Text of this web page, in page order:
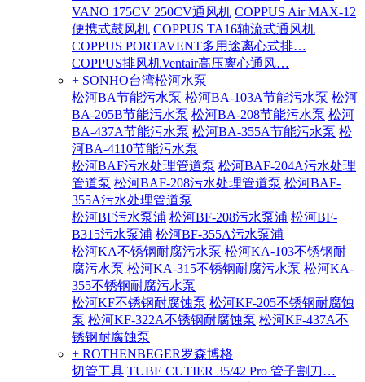
VANO 175CV 250CV通风机 COPPUS Air MAX-12
便携式鼓风机 COPPUS TA16轴流式通风机
COPPUS PORTAVENT多用途离心式排…
COPPUS排风机Ventair高压离心通风…
+ SONHO台湾松河水泵
松河BA节能污水泵 松河BA-103A节能污水泵 松河
BA-205B节能污水泵 松河BA-208节能污水泵 松河
BA-437A节能污水泵 松河BA-355A节能污水泵 松
河BA-4110节能污水泵
松河BAF污水处理管道泵 松河BAF-204A污水处理
管道泵 松河BAF-208污水处理管道泵 松河BAF-
355A污水处理管道泵
松河BF污水泵浦 松河BF-208污水泵浦 松河BF-
B315污水泵浦 松河BF-355A污水泵浦
松河KA不锈钢耐腐污水泵 松河KA-103不锈钢耐
腐污水泵 松河KA-315不锈钢耐腐污水泵 松河KA-
355不锈钢耐腐污水泵
松河KF不锈钢耐腐蚀泵 松河KF-205不锈钢耐腐蚀
泵 松河KF-322A不锈钢耐腐蚀泵 松河KF-437A不
锈钢耐腐蚀泵
+ ROTHENBEGER罗森博格
切管工具 TUBE CUTIER 35/42 Pro 管子割刀…